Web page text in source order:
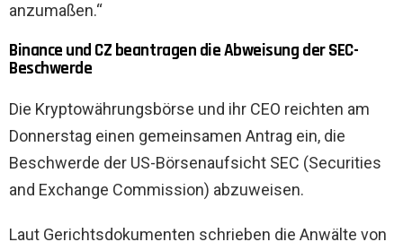
anzumaßen.“
Binance und CZ beantragen die Abweisung der SEC-
Beschwerde
Die Kryptowährungsbörse und ihr CEO reichten am
Donnerstag einen gemeinsamen Antrag ein, die
Beschwerde der US-Börsenaufsicht SEC (Securities
and Exchange Commission) abzuweisen.
Laut Gerichtsdokumenten schrieben die Anwälte von